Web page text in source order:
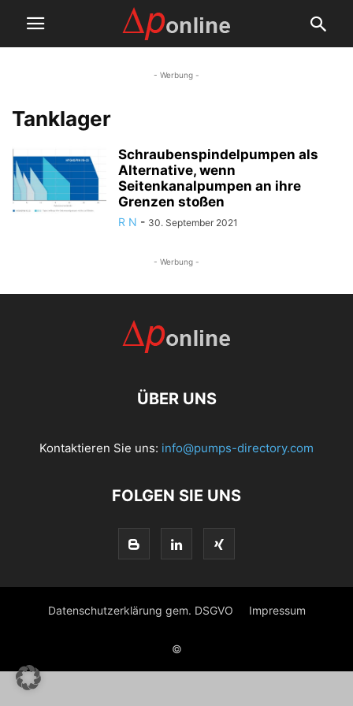
- Werbung -
Tanklager
Schraubenspindelpumpen als
Alternative, wenn
Seitenkanalpumpen an ihre
Grenzen stoßen
R N - 30. September 2021
- Werbung -
ÜBER UNS
Kontaktieren Sie uns: info@pumps-directory.com
FOLGEN SIE UNS
Datenschutzerklärung gem. DSGVO Impressum
©